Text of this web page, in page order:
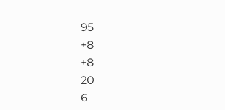
95
+8
+8
20
6